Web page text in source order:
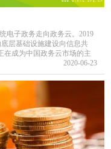
电子政务走向政务云。2019
层基础设施建设向信息共
在成为中国政务云市场的主
2020-06-23